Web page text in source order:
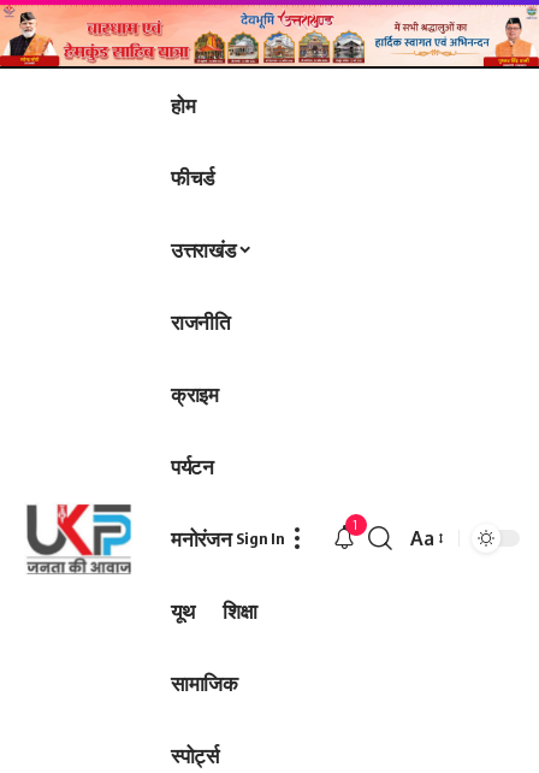
होम
फीचर्ड
उत्तराखंड
राजनीति
क्राइम
पर्यटन
मनोरंजन
यूथ शिक्षा
सामाजिक
स्पोर्ट्स
Sign In
1
Font
Aa